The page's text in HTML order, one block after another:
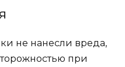
не нанесли вреда,
при